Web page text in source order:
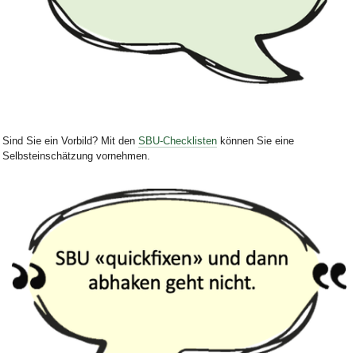
Sind Sie ein Vorbild? Mit den SBU-Checklistenkönnen Sie eine
Selbsteinschätzung vornehmen.